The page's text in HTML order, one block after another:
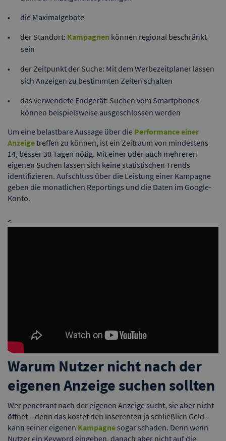
die Maximalgebote
der Standort: Kampagnen können regional beschränkt
sein
der Zeitpunkt der Suche: Mit dem Werbezeitplaner lassen
sich Anzeigen zu bestimmten Zeiten schalten
das verwendete Endgerät: Suchen vom Smartphones
können beispielsweise ausgeschlossen werden
Um eine belastbare Aussage über die Performance einer
Anzeigetreffen zu können, ist ein Zeitraum von mindestens
14, besser 30 Tagen nötig. Mit einer oder auch mehreren
eigenen Suchen lassen sich keine statistischen Trends
identifizieren. Aufschluss über die Leistung einer Kampagne
geben die monatlichen Reportings und die Daten im Google-
Konto.
<
Warum Nutzer nicht nach der
eigenen Anzeige suchen sollten
Wer penetrant nach der eigenen Anzeige sucht, sie aber nicht
öffnet – denn das kostet den Inserenten ja schließlich Geld –
kann seiner eigenen Kampagnesogar schaden. Denn wenn
Nutzer ein Keyword eingeben, danach aber nicht auf die